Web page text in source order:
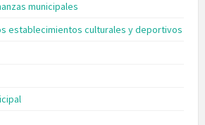
municipales
establecimientos culturales y deportivos